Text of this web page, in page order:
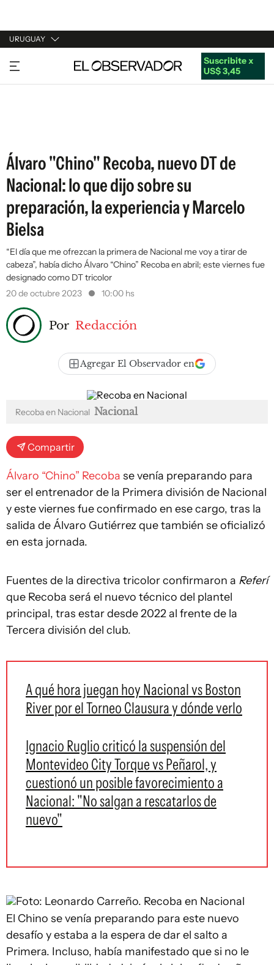
URUGUAY
URUGUAY
ARGENTINA
Suscribite x
US$ 3,45
Álvaro "Chino" Recoba, nuevo DT de
Nacional: lo que dijo sobre su
preparación, la experiencia y Marcelo
Bielsa
“El día que me ofrezcan la primera de Nacional me voy a tirar de
cabeza”, había dicho Álvaro “Chino” Recoba en abril; este viernes fue
designado como DT tricolor
20 de octubre 2023
10:00 hs
Por Redacción
Agregar El Observador en
Recoba en Nacional Nacional
Compartir
Álvaro “Chino” Recoba se venía preparando para
ser el entrenador de la Primera división de Nacional
y este viernes fue confirmado en ese cargo, tras la
salida de Álvaro Gutiérrez que también se oficializó
en esta jornada.
Fuentes de la directiva tricolor confirmaron a Referí
que Recoba será el nuevo técnico del plantel
principal, tras estar desde 2022 al frente de la
Tercera división del club.
A qué hora juegan hoy Nacional vs Boston
River por el Torneo Clausura y dónde verlo
Ignacio Ruglio criticó la suspensión del
Montevideo City Torque vs Peñarol, y
cuestionó un posible favorecimiento a
Nacional: "No salgan a rescatarlos de
nuevo"
Foto: Leonardo Carreño. Recoba en Nacional
El Chino se venía preparando para este nuevo
desafío y estaba a la espera de dar el salto a
Primera. Incluso, había manifestado que si no le